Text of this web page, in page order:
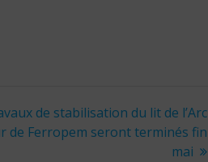
de stabilisation du lit de l’Arc
de Ferropem seront terminés fin
mai